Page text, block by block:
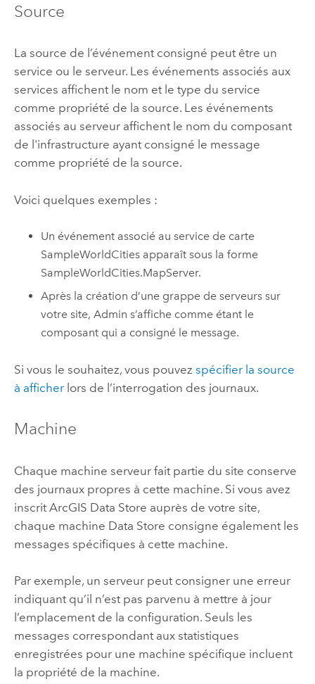
Source
La source de l’événement consigné peut être un
service ou le serveur. Les événements associés aux
services affichent le nom et le type du service
comme propriété de la source. Les événements
associés au serveur affichent le nom du composant
de l'infrastructure ayant consigné le message
comme propriété de la source.
Voici quelques exemples :
Un événement associé au service de carte
SampleWorldCities apparaît sous la forme
SampleWorldCities.MapServer.
Après la création d’une grappe de serveurs sur
votre site, Admin s’affiche comme étant le
composant qui a consigné le message.
Si vous le souhaitez, vous pouvez spécifier la source
à afficherlors de l’interrogation des journaux.
Machine
Chaque machine serveur fait partie du site conserve
des journaux propres à cette machine. Si vous avez
inscrit ArcGIS Data Store auprès de votre site,
chaque machine Data Store consigne également les
messages spécifiques à cette machine.
Par exemple, un serveur peut consigner une erreur
indiquant qu’il n’est pas parvenu à mettre à jour
l’emplacement de la configuration. Seuls les
messages correspondant aux statistiques
enregistrées pour une machine spécifique incluent
la propriété de la machine.